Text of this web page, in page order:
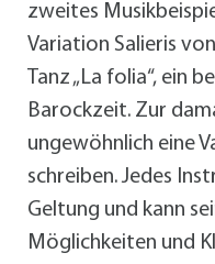
zweites
Variation Salieris
Tanz „La folia“, ein
Barockzeit. Zur
ungewöhnlich eine
schreiben. Jedes
Geltung und kann
Möglichkeiten und